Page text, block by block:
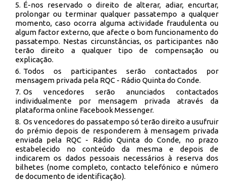
É-nos reservado o direito de alterar, adiar, encurtar,
prolongar ou terminar qualquer passatempo a qualquer
momento, caso ocorra alguma actividade fraudulenta ou
algum factor externo, que afecte o bom funcionamento do
passatempo. Nestas circunstâncias, os participantes não
terão direito a qualquer tipo de compensação ou
explicação.
Todos os participantes serão contactados por
mensagem privada pela RQC - Rádio Quinta do Conde.
Os vencedores serão anunciados contactados
individualmente por mensagem privada através da
plataforma online Facebook Messenger.
Os vencedores do passatempo só terão direito a usufruir
do prémio depois de responderem à mensagem privada
enviada pela RQC - Rádio Quinta do Conde, no prazo
estabelecido no conteúdo da mesma e depois de
indicarem os dados pessoais necessários à reserva dos
bilhetes (nome completo, contacto telefónico e número
de documento de identificação).